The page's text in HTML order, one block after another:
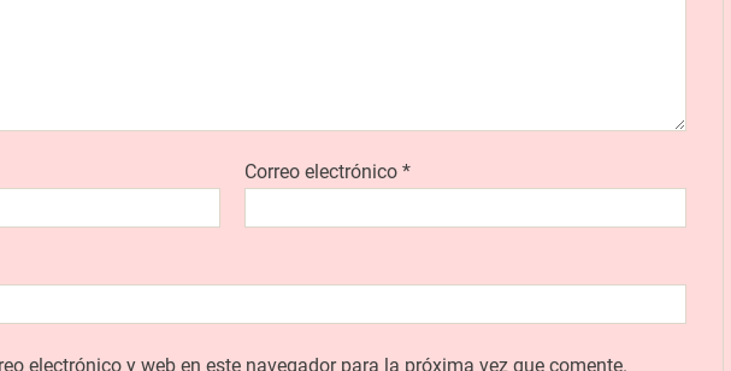
Correo electrónico*
electrónico y web en este navegador para la próxima vez que comente.